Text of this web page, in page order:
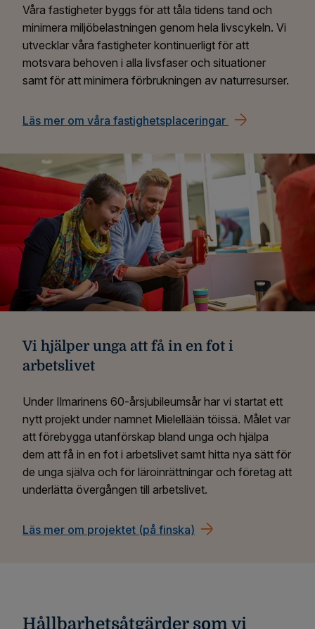
Våra fastigheter byggs för att tåla tidens tand och
minimera miljöbelastningen genom hela livscykeln. Vi
utvecklar våra fastigheter kontinuerligt för att
motsvara behoven i alla livsfaser och situationer
samt för att minimera förbrukningen av naturresurser.
Läs mer om våra fastighetsplaceringar
Vi hjälper unga att få in en fot i
arbetslivet
Under Ilmarinens 60-årsjubileumsår har vi startat ett
nytt projekt under namnet Mielellään töissä. Målet var
att förebygga utanförskap bland unga och hjälpa
dem att få in en fot i arbetslivet samt hitta nya sätt för
de unga själva och för läroinrättningar och företag att
underlätta övergången till arbetslivet.
Läs mer om projektet (på finska)
Hållbarhetsåtgärder som vi